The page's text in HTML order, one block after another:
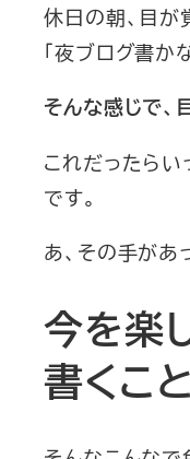
休日の朝、目が
「夜ブログ書か
そんな感じで、
これだったら
です。
あ、その手があ
今を楽
書くこ